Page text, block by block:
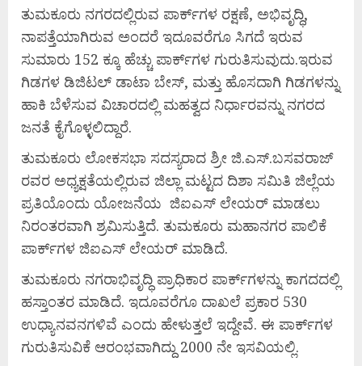
ತುಮಕೂರು ನಗರದಲ್ಲಿರುವ ಪಾರ್ಕ್‍ಗಳ ರಕ್ಷಣೆ, ಅಭಿವೃದ್ಧಿ,
ನಾಪತ್ತೆಯಾಗಿರುವ ಅಂದರೆ ಇದೂವರೆಗೂ ಸಿಗದೆ ಇರುವ
ಸುಮಾರು 152 ಕ್ಕೂ ಹೆಚ್ಚು ಪಾರ್ಕ್‍ಗಳ ಗುರುತಿಸುವುದು.ಇರುವ
ಗಿಡಗಳ ಡಿಜಿಟಲ್ ಡಾಟಾ ಬೇಸ್, ಮತ್ತು ಹೊಸದಾಗಿ ಗಿಡಗಳನ್ನು
ಹಾಕಿ ಬೆಳೆಸುವ ವಿಚಾರದಲ್ಲಿ ಮಹತ್ವದ ನಿರ್ಧಾರವನ್ನು ನಗರದ
ಜನತೆ ಕೈಗೊಳ್ಳಲಿದ್ದಾರೆ.
ತುಮಕೂರು ಲೋಕಸಭಾ ಸದಸ್ಯರಾದ ಶ್ರೀ ಜಿ.ಎಸ್.ಬಸವರಾಜ್
ರವರ ಅಧ್ಯಕ್ಷತೆಯಲ್ಲಿರುವ ಜಿಲ್ಲಾ ಮಟ್ಟದ ದಿಶಾ ಸಮಿತಿ ಜಿಲ್ಲೆಯ
ಪ್ರತಿಯೊಂದು ಯೋಜನೆಯ ಜಿಐಎಸ್ ಲೇಯರ್ ಮಾಡಲು
ನಿರಂತರವಾಗಿ ಶ್ರಮಿಸುತ್ತಿದೆ. ತುಮಕೂರು ಮಹಾನಗರ ಪಾಲಿಕೆ
ಪಾರ್ಕ್‍ಗಳ ಜಿಐಎಸ್ ಲೇಯರ್ ಮಾಡಿದೆ.
ತುಮಕೂರು ನಗರಾಭಿವೃದ್ಧಿ ಪ್ರಾಧಿಕಾರ ಪಾರ್ಕ್‍ಗಳನ್ನು ಕಾಗದದಲ್ಲಿ
ಹಸ್ತಾಂತರ ಮಾಡಿದೆ. ಇದೂವರೆಗೂ ದಾಖಲೆ ಪ್ರಕಾರ 530
ಉಧ್ಯಾನವನಗಳಿವೆ ಎಂದು ಹೇಳುತ್ತಲೆ ಇದ್ದೇವೆ. ಈ ಪಾರ್ಕ್‍ಗಳ
ಗುರುತಿಸುವಿಕೆ ಆರಂಭವಾಗಿದ್ದು 2000 ನೇ ಇಸವಿಯಲ್ಲಿ.